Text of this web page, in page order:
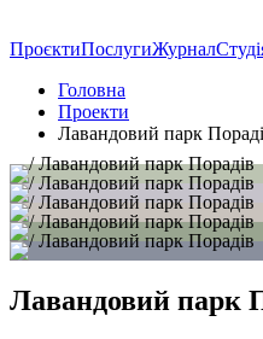
ПроєктиПослугиЖурнал
Головна
Проекти
Лавандовий парк
Лавандовий парк